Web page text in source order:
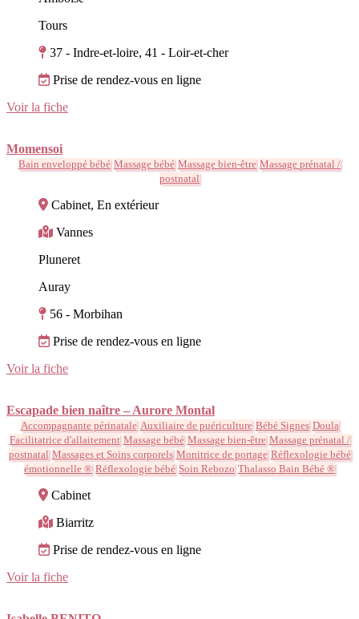
Tours
37 - Indre-et-loire, 41 - Loir-et-cher
Prise de rendez-vous en ligne
Voir la fiche
Momensoi
Bain enveloppé bébé Massage bébé Massage bien-être Massage prénatal /
postnatal
Cabinet, En extérieur
Vannes
Pluneret
Auray
56 - Morbihan
Prise de rendez-vous en ligne
Voir la fiche
Escapade bien naître – Aurore Montal
Accompagnante périnatale Auxiliaire de puériculture Bébé Signes Doula
Facilitatrice d'allaitement Massage bébé Massage bien-être Massage prénatal /
postnatal Massages et Soins corporels Monitrice de portage Réflexologie bébé
émotionnelle ® Réflexologie bébé Soin Rebozo Thalasso Bain Bébé ®
Cabinet
Biarritz
Prise de rendez-vous en ligne
Voir la fiche